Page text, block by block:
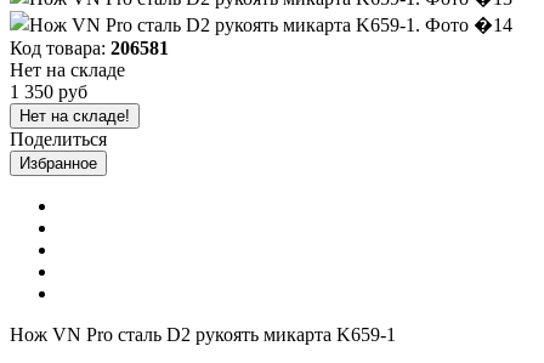
Код товара: 206581
Нет на складе
1 350 руб
Нет на складе!
Поделиться
Избранное
Нож VN Pro сталь D2 рукоять микарта K659-1